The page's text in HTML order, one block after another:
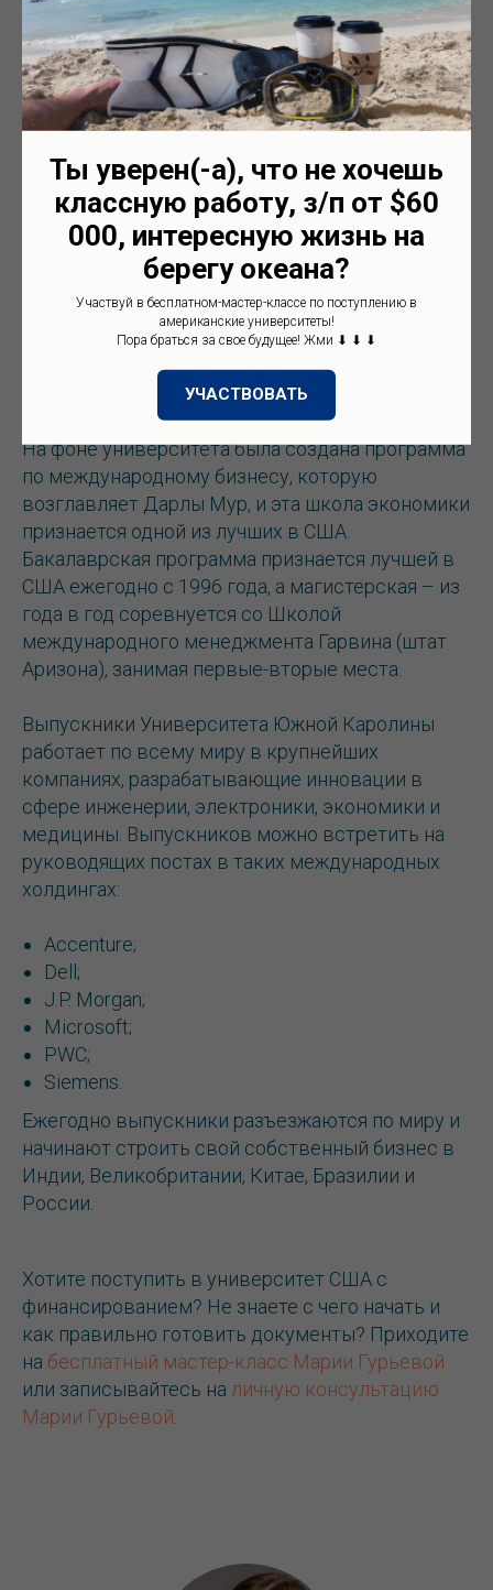
университета и близлежащего парка
оборудовано несколько спортивных полей,
закрытый бассейн, тренажерный зал и
помещение для танцев\гимнастики. По
результатам 2019 года, USC занял 1 место по
спортивным показателям в США и 3 место по
всему миру.
Читайте также:
Лучшие университеты Нью-
Программа по международному бизнесу
На фоне университета была создана программа
по международному бизнесу, которую
возглавляет Дарлы Мур, и эта школа экономики
признается одной из лучших в США.
Бакалаврская программа признается лучшей в
США ежегодно с 1996 года, а магистерская – из
года в год соревнуется со Школой
международного менеджмента Гарвина (штат
Аризона), занимая первые-вторые места.
Выпускники Университета Южной Каролины
работает по всему миру в крупнейших
компаниях, разрабатывающие инновации в
сфере инженерии, электроники, экономики и
медицины. Выпускников можно встретить на
руководящих постах в таких международных
холдингах:
Accenture;
Dell;
J.P. Morgan;
Microsoft;
PWC;
Siemens.
Ежегодно выпускники разъезжаются по миру и
начинают строить свой собственный бизнес в
Индии, Великобритании, Китае, Бразилии и
России.
Хотите поступить в университет США с
финансированием? Не знаете с чего начать и
как правильно готовить документы? Приходите
на бесплатный мастер-класс Марии Гурьевой
или записывайтесь на личную консультацию
Марии Гурьевой
Ты уверен(-а), что не хочешь
классную работу, з/п от $60
000, интересную жизнь на
берегу океана?
Участвуй в бесплатном-мастер-классе по поступлению в
американские университеты!
Пора браться за свое будущее! Жми ⬇ ⬇ ⬇
УЧАСТВОВАТЬ